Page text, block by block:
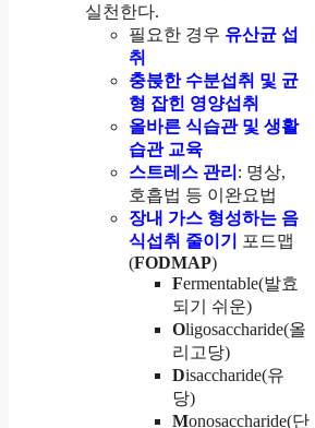
실천한다.
필요한 경우 유산균 섭
취
충붅한 수분섭취 및 균
형 잡힌 영양섭취
올바른 식습관 및 생활
습관 교육
스트레스 관리 : 명상,
호흡법 등 이완요법
장내 가스 형성하는 음
식섭취 줄이기
포드맵
(FODMAP)
Fermentable(발효
되기 쉬운)
Oligosaccharide(올
리고당)
Disaccharide(유
당)
Monosaccharide(단